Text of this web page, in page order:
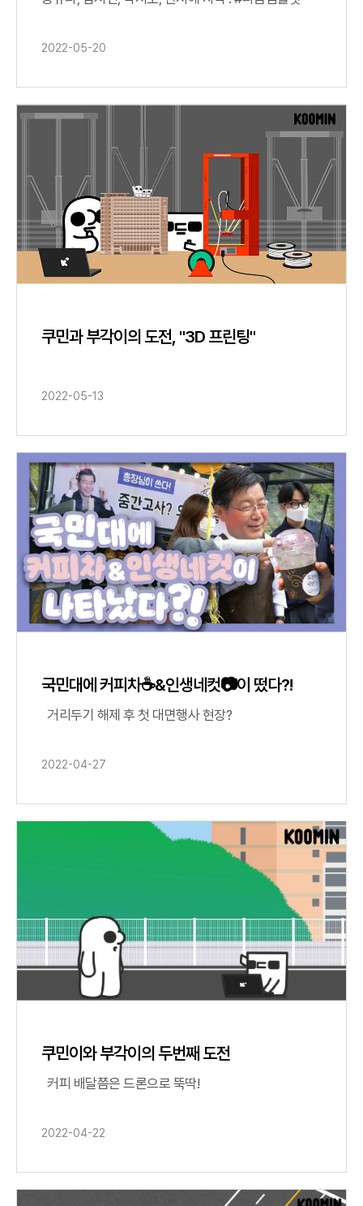
2022-05-20
쿠민과 부각이의 도전, "3D 프린팅"
2022-05-13
국민대에 커피차☕&인생네컷📷이 떴다?!
2022-04-27
쿠민이와 부각이의 두번째 도전
2022-04-22